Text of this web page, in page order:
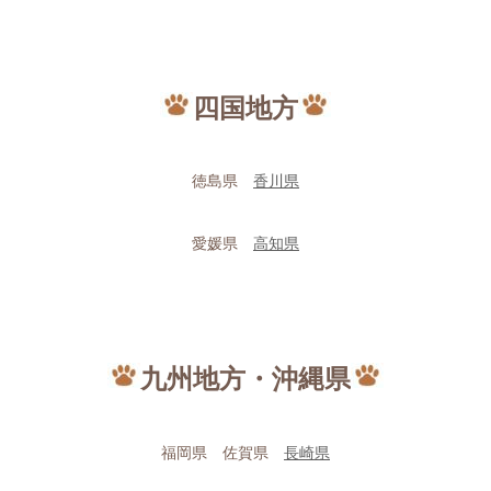
四国地方
徳島県 香川県
愛媛県 高知県
九州地方・沖縄県
福岡県 佐賀県 長崎県